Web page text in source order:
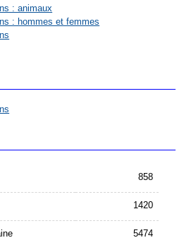
: animaux
: hommes et femmes
858
1420
5474